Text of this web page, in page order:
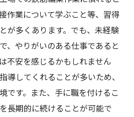
作業について学ぶこと等、習得
が多くあります。でも、未経験
、やりがいのある仕事であると
不安を感じるかもしれません
導してくれることが多いため、
です。また、手に職を付けるこ
長期的に続けることが可能で